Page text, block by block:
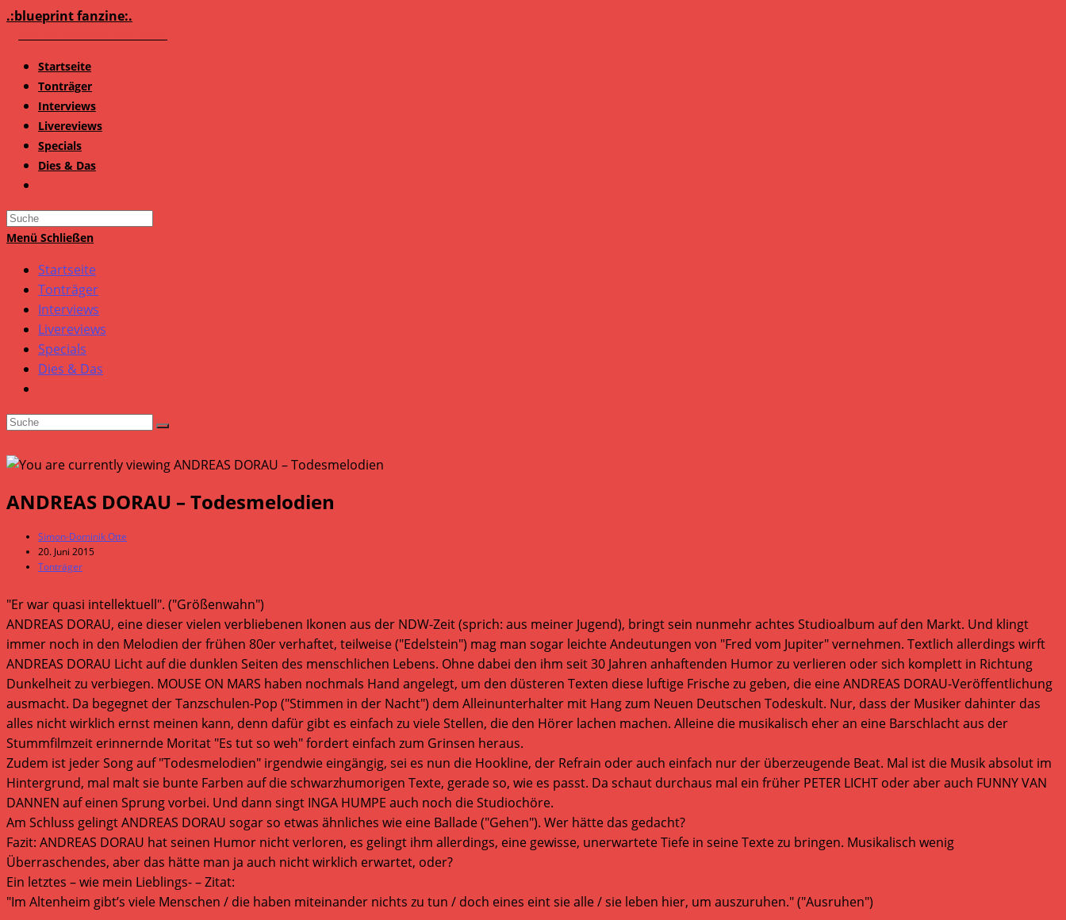
Zum
.:blueprint fanzine:.
Startseite
Tonträger
Interviews
Livereviews
Specials
Dies & Das
Search
this
Menü Schließen
Startseite
Tonträger
Interviews
Livereviews
Specials
Dies & Das
ANDREAS DORAU – Todesmelodien
Beitrags-
Autor:
Simon-Dominik Otte
Beitrag
veröffentlicht:
20. Juni 2015
Beitrags-
Tonträger
"Er war quasi intellektuell". ("Größenwahn")
ANDREAS DORAU, eine dieser vielen verbliebenen Ikonen aus der NDW-Zeit (sprich: aus meiner Jugend), bringt sein nunmehr achtes Studioalbum auf den Markt. Und klingt
immer noch in den Melodien der frühen 80er verhaftet, teilweise ("Edelstein") mag man sogar leichte Andeutungen von "Fred vom Jupiter" vernehmen. Textlich allerdings wirft
ANDREAS DORAU Licht auf die dunklen Seiten des menschlichen Lebens. Ohne dabei den ihm seit 30 Jahren anhaftenden Humor zu verlieren oder sich komplett in Richtung
Dunkelheit zu verbiegen. MOUSE ON MARS haben nochmals Hand angelegt, um den düsteren Texten diese luftige Frische zu geben, die eine ANDREAS DORAU-Veröffentlichung
ausmacht. Da begegnet der Tanzschulen-Pop ("Stimmen in der Nacht") dem Alleinunterhalter mit Hang zum Neuen Deutschen Todeskult. Nur, dass der Musiker dahinter das
alles nicht wirklich ernst meinen kann, denn dafür gibt es einfach zu viele Stellen, die den Hörer lachen machen. Alleine die musikalisch eher an eine Barschlacht aus der
Stummfilmzeit erinnernde Moritat "Es tut so weh" fordert einfach zum Grinsen heraus.
Zudem ist jeder Song auf "Todesmelodien" irgendwie eingängig, sei es nun die Hookline, der Refrain oder auch einfach nur der überzeugende Beat. Mal ist die Musik absolut im
Hintergrund, mal malt sie bunte Farben auf die schwarzhumorigen Texte, gerade so, wie es passt. Da schaut durchaus mal ein früher PETER LICHT oder aber auch FUNNY VAN
DANNEN auf einen Sprung vorbei. Und dann singt INGA HUMPE auch noch die Studiochöre.
Am Schluss gelingt ANDREAS DORAU sogar so etwas ähnliches wie eine Ballade ("Gehen"). Wer hätte das gedacht?
Fazit: ANDREAS DORAU hat seinen Humor nicht verloren, es gelingt ihm allerdings, eine gewisse, unerwartete Tiefe in seine Texte zu bringen. Musikalisch wenig
Überraschendes, aber das hätte man ja auch nicht wirklich erwartet, oder?
Ein letztes – wie mein Lieblings- – Zitat:
"Im Altenheim gibt’s viele Menschen / die haben miteinander nichts zu tun / doch eines eint sie alle / sie leben hier, um auszuruhen." ("Ausruhen")